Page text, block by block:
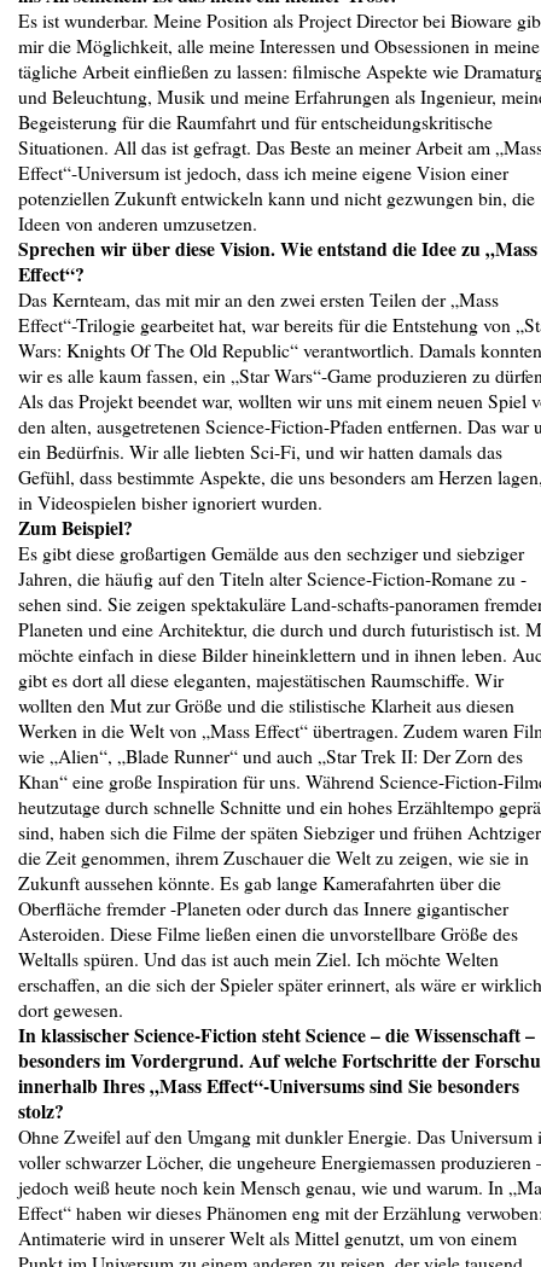
Es ist wunderbar. Meine Position als Project Director bei Bioware
mir die Möglichkeit, alle meine Interessen und Obsessionen in meine
tägliche Arbeit einfließen zu lassen: filmische Aspekte wie
und Beleuchtung, Musik und meine Erfahrungen als Ingenieur,
Begeisterung für die Raumfahrt und für entscheidungskritische
Situationen. All das ist gefragt. Das Beste an meiner Arbeit am
Effect“-Universum ist jedoch, dass ich meine eigene Vision einer
potenziellen Zukunft entwickeln kann und nicht gezwungen bin, die
Ideen von anderen umzusetzen.
Sprechen wir über diese Vision. Wie entstand die Idee zu „Mass
Effect“?
Das Kernteam, das mit mir an den zwei ersten Teilen der „Mass
Effect“-Trilogie gearbeitet hat, war bereits für die Entstehung von
Wars: Knights Of The Old Republic“ verantwortlich. Damals konnten
wir es alle kaum fassen, ein „Star Wars“-Game produzieren zu
Als das Projekt beendet war, wollten wir uns mit einem neuen Spiel
den alten, ausgetretenen Science-Fiction-Pfaden entfernen. Das war
ein Bedürfnis. Wir alle liebten Sci-Fi, und wir hatten damals das
Gefühl, dass bestimmte Aspekte, die uns besonders am Herzen
in Videospielen bisher ignoriert wurden.
Zum Beispiel?
Es gibt diese großartigen Gemälde aus den sechziger und siebziger
Jahren, die häufig auf den Titeln alter Science-Fiction-Romane zu -
sehen sind. Sie zeigen spektakuläre Land-schafts-panoramen
Planeten und eine Architektur, die durch und durch futuristisch ist.
möchte einfach in diese Bilder hineinklettern und in ihnen leben.
gibt es dort all diese eleganten, majestätischen Raumschiffe. Wir
wollten den Mut zur Größe und die stilistische Klarheit aus diesen
Werken in die Welt von „Mass Effect“ übertragen. Zudem waren
wie „Alien“, „Blade Runner“ und auch „Star Trek II: Der Zorn des
Khan“ eine große Inspiration für uns. Während Science-Fiction-
heutzutage durch schnelle Schnitte und ein hohes Erzähltempo
sind, haben sich die Filme der späten Siebziger und frühen Achtziger
die Zeit genommen, ihrem Zuschauer die Welt zu zeigen, wie sie in
Zukunft aussehen könnte. Es gab lange Kamerafahrten über die
Oberfläche fremder -Planeten oder durch das Innere gigantischer
Asteroiden. Diese Filme ließen einen die unvorstellbare Größe des
Weltalls spüren. Und das ist auch mein Ziel. Ich möchte Welten
erschaffen, an die sich der Spieler später erinnert, als wäre er wirklich
dort gewesen.
In klassischer Science-Fiction steht Science – die Wissenschaft –
besonders im Vordergrund. Auf welche Fortschritte der
innerhalb Ihres „Mass Effect“-Universums sind Sie besonders
stolz?
Ohne Zweifel auf den Umgang mit dunkler Energie. Das Universum
voller schwarzer Löcher, die ungeheure Energiemassen produzieren
jedoch weiß heute noch kein Mensch genau, wie und warum. In
Effect“ haben wir dieses Phänomen eng mit der Erzählung
Antimaterie wird in unserer Welt als Mittel genutzt, um von einem